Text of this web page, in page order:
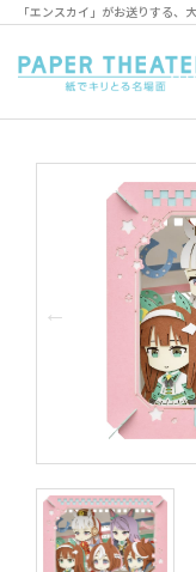
「エンスカイ」がお送りする、